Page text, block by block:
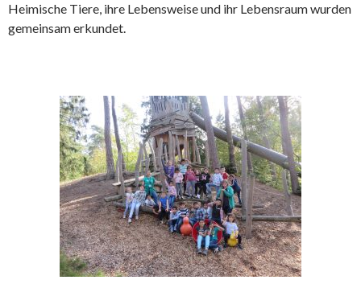
Heimische Tiere, ihre Lebensweise und ihr Lebensraum wurden
gemeinsam erkundet.